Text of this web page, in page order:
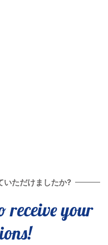
いただけましたか?
receive your